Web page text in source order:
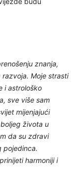
znanja,
Moje strasti
i astrološko
sve više sam
mijenjajući
života u
da su zdravi
pojedinca.
harmoniji i